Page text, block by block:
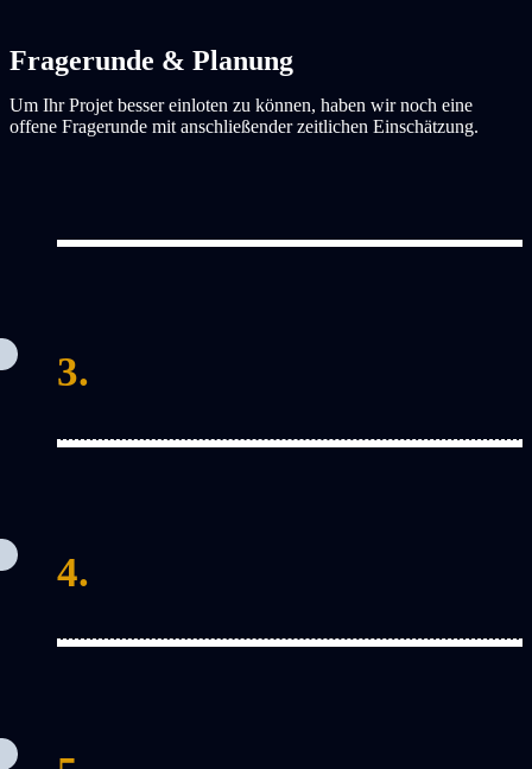
Fragerunde & Planung
Um Ihr Projet besser einloten zu können, haben wir noch eine
offene Fragerunde mit anschließender zeitlichen Einschätzung.
3.
4.